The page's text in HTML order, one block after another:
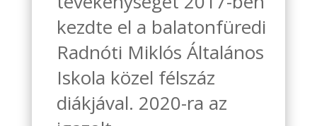
kezdte el a balatonfüredi
Radnóti Miklós Általános
Iskola közel félszáz
diákjával. 2020-ra az